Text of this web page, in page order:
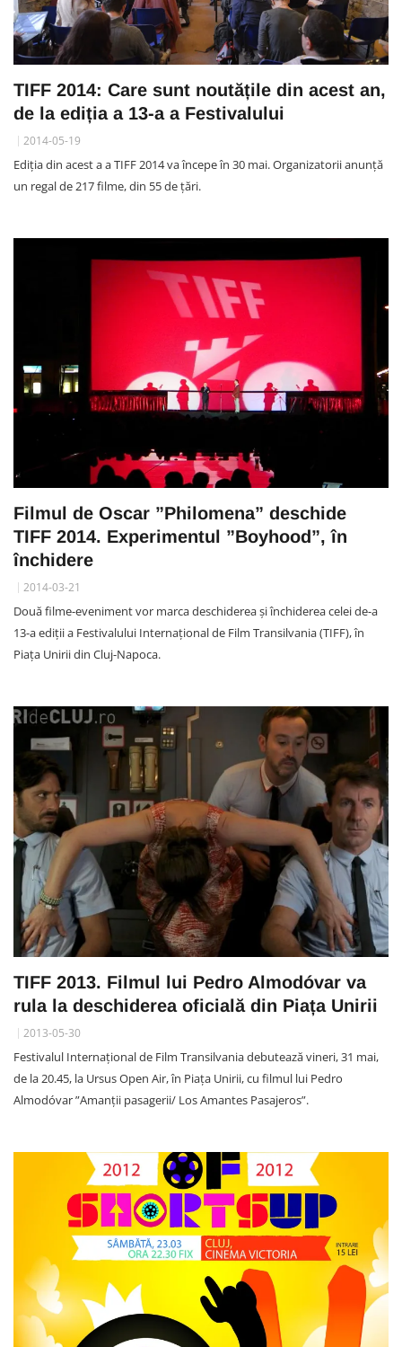
TIFF 2014: Care sunt noutățile din acest an,
de la ediția a 13-a a Festivalului
2014-05-19
Ediția din acest a a TIFF 2014 va începe în 30 mai. Organizatorii anunță
un regal de 217 filme, din 55 de țări.
Filmul de Oscar ”Philomena” deschide
TIFF 2014. Experimentul ”Boyhood”, în
închidere
2014-03-21
Două filme-eveniment vor marca deschiderea și închiderea celei de-a
13-a ediții a Festivalului Internațional de Film Transilvania (TIFF), în
Piața Unirii din Cluj-Napoca.
TIFF 2013. Filmul lui Pedro Almodóvar va
rula la deschiderea oficială din Piața Unirii
2013-05-30
Festivalul Internațional de Film Transilvania debutează vineri, 31 mai,
de la 20.45, la Ursus Open Air, în Piața Unirii, cu filmul lui Pedro
Almodóvar ”Amanții pasagerii/ Los Amantes Pasajeros”.